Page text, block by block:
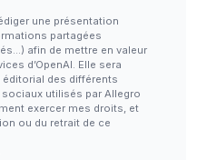
une présentation
partagées
afin de mettre en valeur
d’OpenAI. Elle sera
des différents
utilisés par Allegro
exercer mes droits, et
ou du retrait de ce